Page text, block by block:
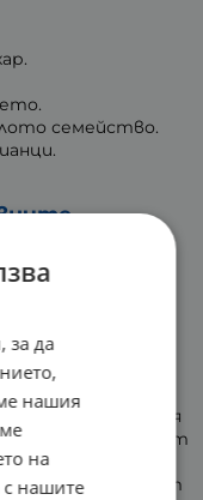
семейство.
и минерали,
К, А, С и Е. Това
които
дейност. Тя
които действат
които спомагат
за да
нашия
на
с нашите